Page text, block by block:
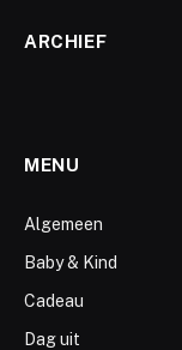
ARCHIEF
MENU
Algemeen
Baby & Kind
Cadeau
Dag uit